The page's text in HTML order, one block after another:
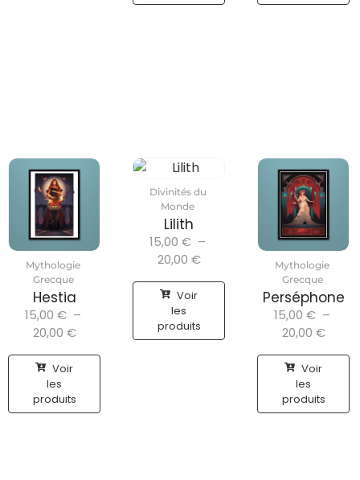
Mythologie
Grecque
Hestia
15,00 € –
20,00 €
Voir
les
produits
Divinités du
Monde
Lilith
15,00 € –
20,00 €
Voir
les
produits
Mythologie
Grecque
Perséphone
15,00 € –
20,00 €
Voir
les
produits